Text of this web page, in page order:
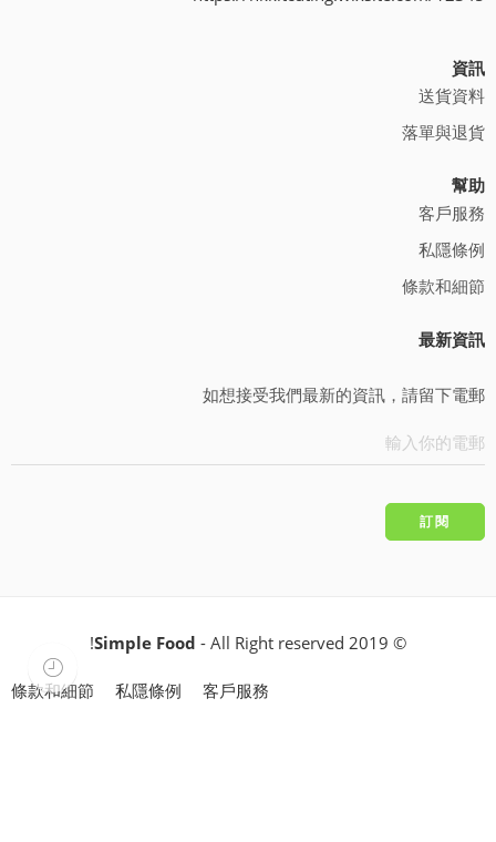
資訊
送貨資料
落單與退貨
幫助
客戶服務
私隱條例
條款和細節
最新資訊
如想接受我們最新的資訊，請留下電郵
© 2019
Simple Food - All Right reserved!
客戶服務
私隱條例
條款和細節